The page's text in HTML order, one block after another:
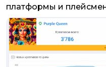
платформы и